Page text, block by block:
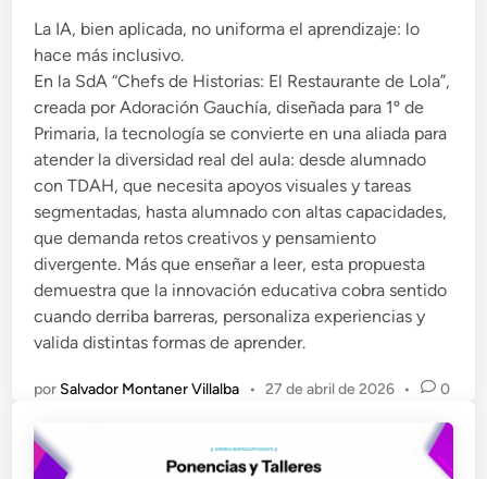
c
a
d
o
e
n
La IA, bien aplicada, no uniforma el aprendizaje: lo
hace más inclusivo.
En la SdA “Chefs de Historias: El Restaurante de Lola”,
creada por Adoración Gauchía, diseñada para 1º de
Primaria, la tecnología se convierte en una aliada para
atender la diversidad real del aula: desde alumnado
con TDAH, que necesita apoyos visuales y tareas
segmentadas, hasta alumnado con altas capacidades,
que demanda retos creativos y pensamiento
divergente. Más que enseñar a leer, esta propuesta
demuestra que la innovación educativa cobra sentido
cuando derriba barreras, personaliza experiencias y
valida distintas formas de aprender.
porSalvador Montaner Villalba • 27 de abril de 2026 • 0